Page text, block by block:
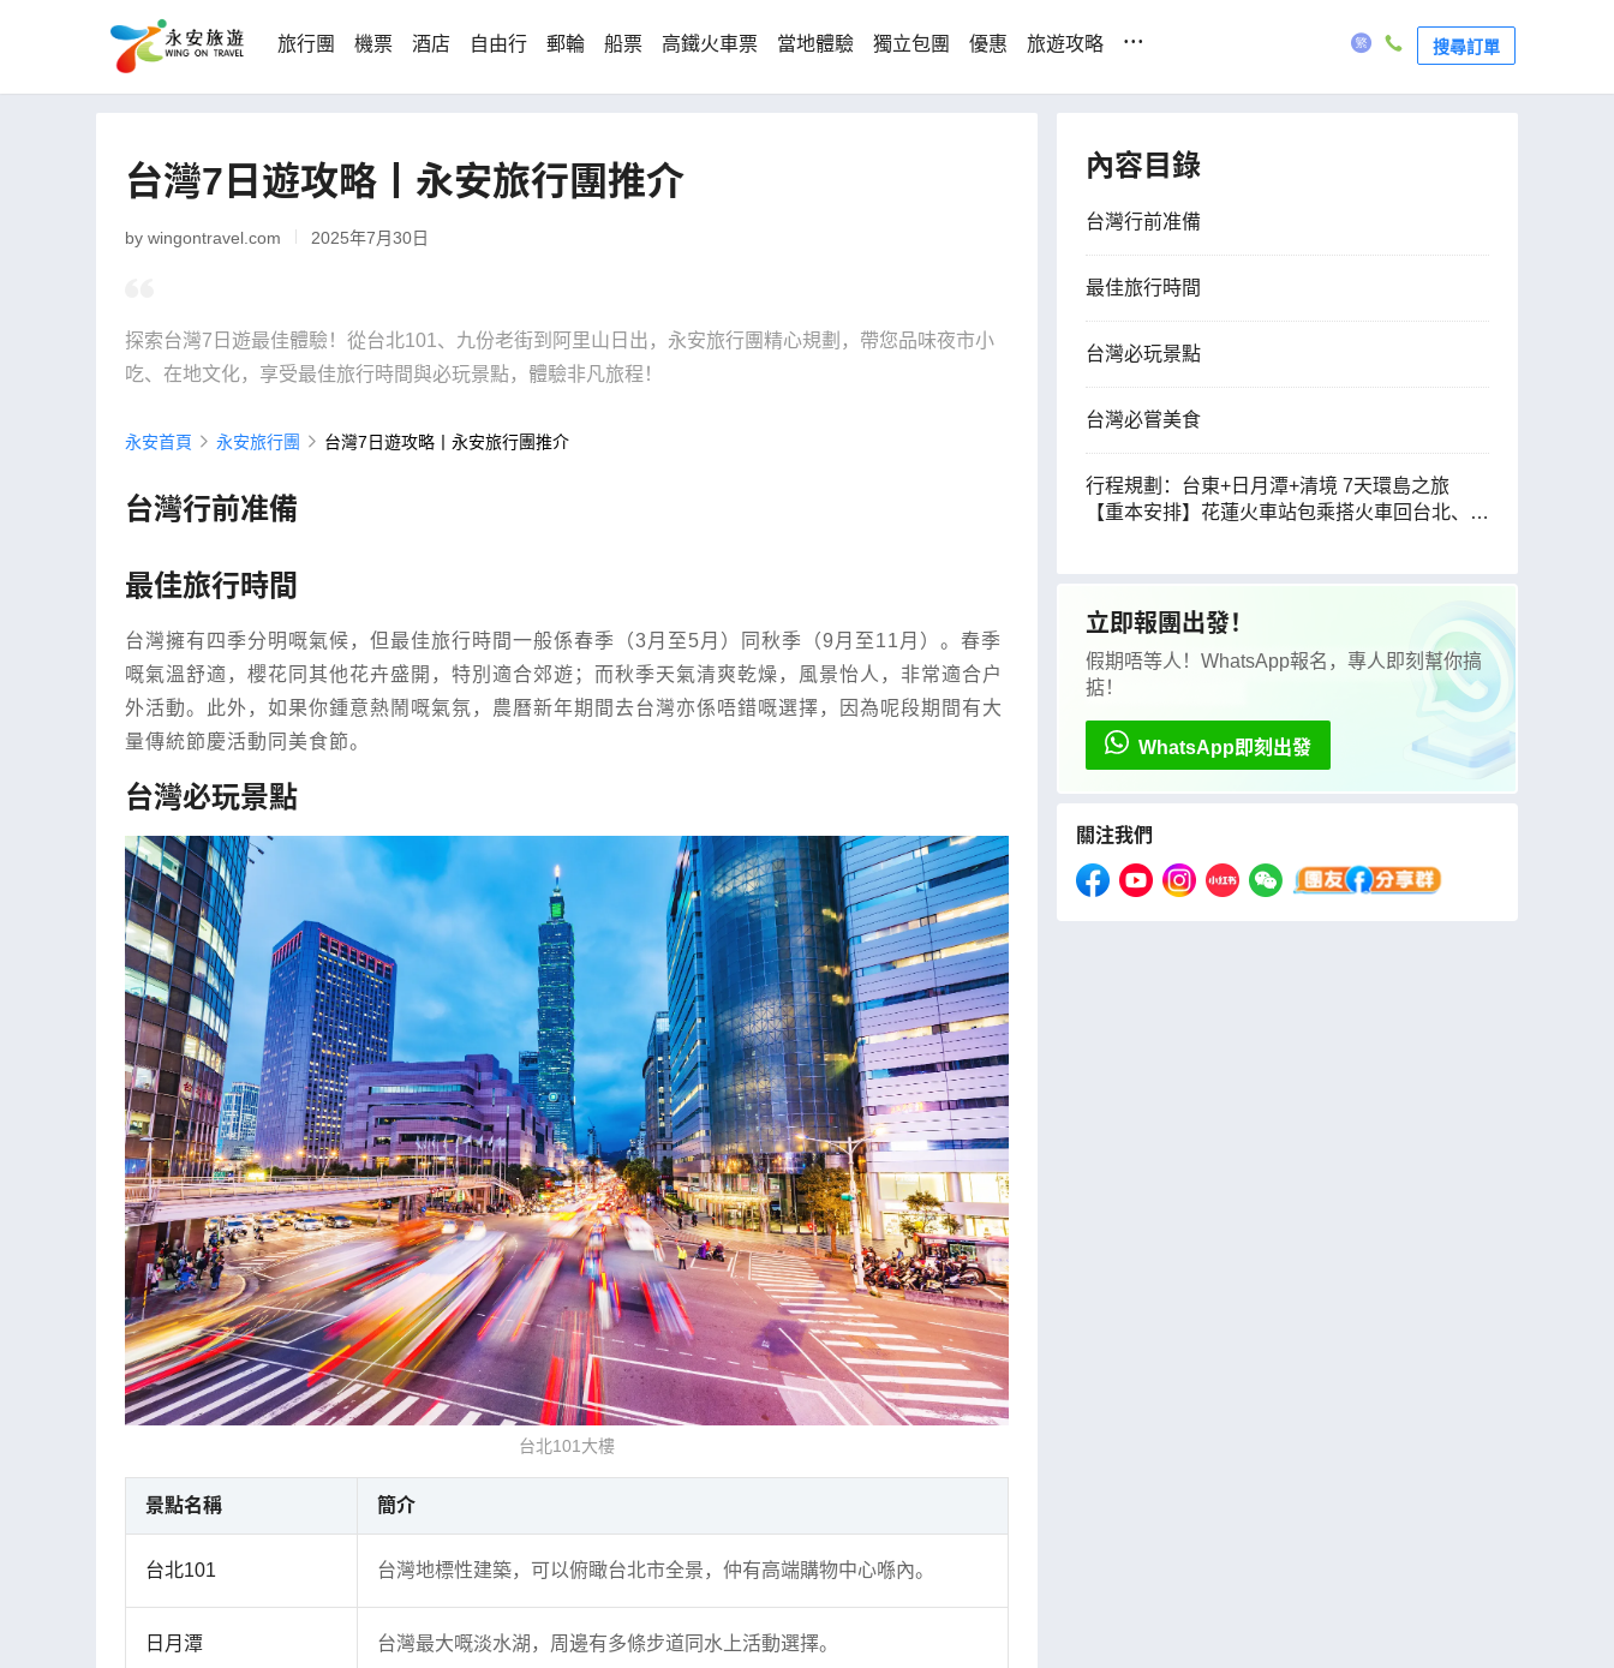
旅行團 機票 酒店 自由行 郵輪 船票 高鐵火車票 當地體驗 獨立包團 優惠 旅遊攻略 ... 搜尋訂單
台灣7日遊攻略丨永安旅行團推介
by wingontravel.com 2025年7月30日
探索台灣7日遊最佳體驗！從台北101、九份老街到阿里山日出，永安旅行團精心規劃，帶您品味夜市小
吃、在地文化，享受最佳旅行時間與必玩景點，體驗非凡旅程！
永安首頁 永安旅行團 台灣7日遊攻略丨永安旅行團推介
台灣行前准備
最佳旅行時間
台灣擁有四季分明嘅氣候，但最佳旅行時間一般係春季（3月至5月）同秋季（9月至11月）。春季
嘅氣溫舒適，櫻花同其他花卉盛開，特別適合郊遊；而秋季天氣清爽乾燥，風景怡人，非常適合戶
外活動。此外，如果你鍾意熱鬧嘅氣氛，農曆新年期間去台灣亦係唔錯嘅選擇，因為呢段期間有大
量傳統節慶活動同美食節。
台灣必玩景點
台北101大樓
景點名稱 簡介
台北101 台灣地標性建築，可以俯瞰台北市全景，仲有高端購物中心喺內。
日月潭 台灣最大嘅淡水湖，周邊有多條步道同水上活動選擇。
內容目錄
台灣行前准備
最佳旅行時間
台灣必玩景點
台灣必嘗美食
行程規劃：台東+日月潭+清境 7天環島之旅
【重本安排】花蓮火車站包乘搭火車回台北、清
立即報團出發！
假期唔等人！WhatsApp報名，專人即刻幫你搞
掂！
WhatsApp即刻出發
關注我們